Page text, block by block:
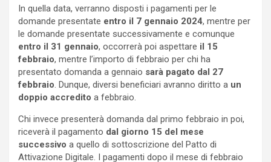
In quella data, verranno disposti i pagamenti per le
domande presentate entro il 7 gennaio 2024, mentre per
le domande presentate successivamente e comunque
entro il 31 gennaio, occorrerà poi aspettare il 15
febbraio, mentre l’importo di febbraio per chi ha
presentato domanda a gennaio sarà pagato dal 27
febbraio. Dunque, diversi beneficiari avranno diritto a un
doppio accredito a febbraio.
Chi invece presenterà domanda dal primo febbraio in poi,
riceverà il pagamento dal giorno 15 del mese
successivo a quello di sottoscrizione del Patto di
Attivazione Digitale. I pagamenti dopo il mese di febbraio